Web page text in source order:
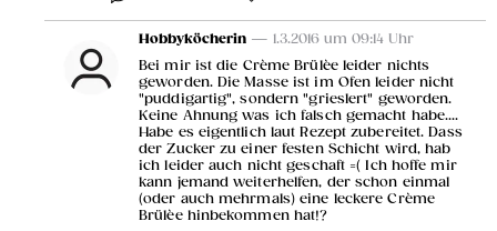
Hobbyköcherin — 1.3.2016 um 09:14 Uhr
Bei mir ist die Crème Brülèe leider nichts
geworden. Die Masse ist im Ofen leider nicht
"puddigartig", sondern "grieslert" geworden.
Keine Ahnung was ich falsch gemacht habe....
Habe es eigentlich laut Rezept zubereitet. Dass
der Zucker zu einer festen Schicht wird, hab
ich leider auch nicht geschaft =( Ich hoffe mir
kann jemand weiterhelfen, der schon einmal
(oder auch mehrmals) eine leckere Crème
Brülèe hinbekommen hat!?